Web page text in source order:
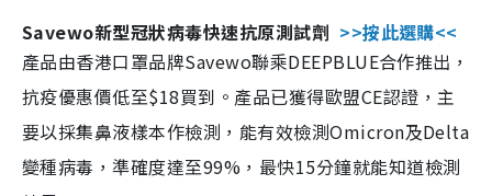
Savewo新型冠狀病毒快速抗原測試劑 >>按此選購<<
產品由香港口罩品牌Savewo聯乘DEEPBLUE合作推出，
抗疫優惠價低至$18買到。產品已獲得歐盟CE認證，主
要以採集鼻液樣本作檢測，能有效檢測Omicron及Delta
變種病毒，準確度達至99%，最快15分鐘就能知道檢測